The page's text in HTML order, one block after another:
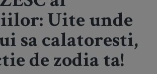
Uite unde
sa calatoresti,
de zodia ta!